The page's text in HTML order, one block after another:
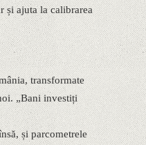
și ajuta la calibrarea
transformate
„Bani investiți
și parcometrele